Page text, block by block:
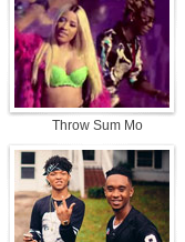
Throw Sum Mo